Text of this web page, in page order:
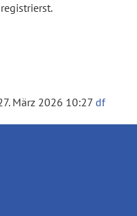
März 2026 10:27df